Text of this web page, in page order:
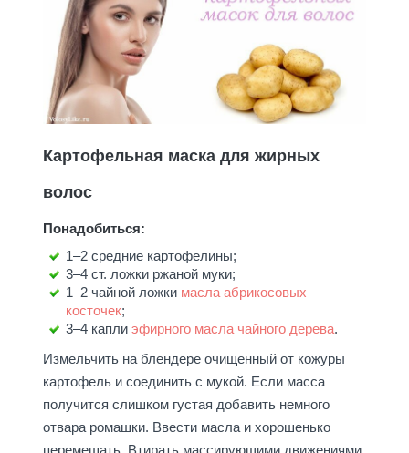
Картофельная маска для жирных
волос
Понадобиться:
1–2 средние картофелины;
3–4 ст. ложки ржаной муки;
1–2 чайной ложки масла абрикосовых
косточек;
3–4 капли эфирного масла чайного дерева.
Измельчить на блендере очищенный от кожуры
картофель и соединить с мукой. Если масса
получится слишком густая добавить немного
отвара ромашки. Ввести масла и хорошенько
перемешать. Втирать массирующими движениями